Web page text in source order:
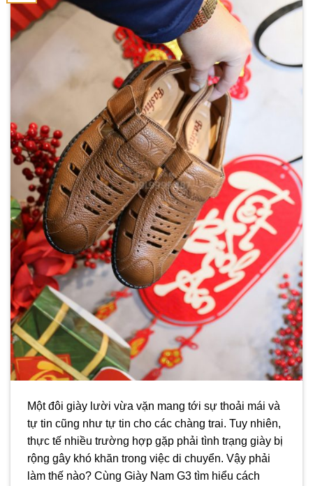
Một đôi giày lười vừa vặn mang tới sự thoải mái và
tự tin cũng như tự tin cho các chàng trai. Tuy nhiên,
thực tế nhiều trường hợp gặp phải tình trạng giày bị
rộng gây khó khăn trong việc di chuyển. Vậy phải
làm thế nào? Cùng Giày Nam G3 tìm hiểu cách